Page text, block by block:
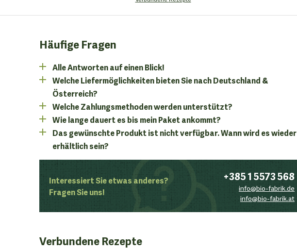
Häufige Fragen
Alle Antworten auf einen Blick!
Welche Liefermöglichkeiten bieten Sie nach Deutschland &
Österreich?
Welche Zahlungsmethoden werden unterstützt?
Wie lange dauert es bis mein Paket ankommt?
Das gewünschte Produkt ist nicht verfügbar. Wann wird es wieder
erhältlich sein?
Interessiert Sie etwas anderes?
Fragen Sie uns!
+385 1 5573 568
info@bio-fabrik.de
info@bio-fabrik.at
VerbundeneRezepte